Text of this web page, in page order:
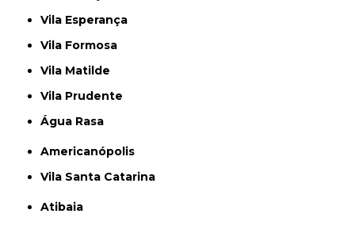
Vila Esperança
Vila Formosa
Vila Matilde
Vila Prudente
Água Rasa
Americanópolis
Vila Santa Catarina
Atibaia